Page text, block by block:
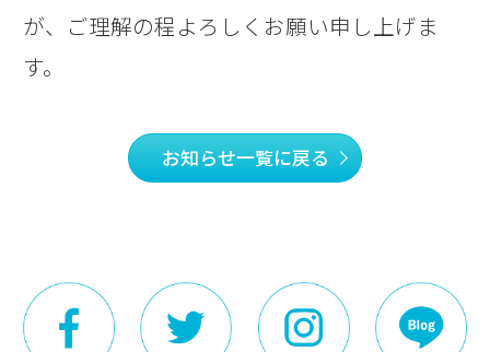
が、ご理解の程よろしくお願い申し上げま
す。
お知らせ一覧に戻る